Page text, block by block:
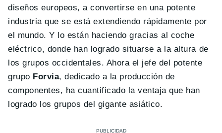
diseños europeos, a convertirse en una potente
industria que se está extendiendo rápidamente por
el mundo. Y lo están haciendo gracias al coche
eléctrico, donde han logrado situarse a la altura de
los grupos occidentales. Ahora el jefe del potente
grupo Forvia, dedicado a la producción de
componentes, ha cuantificado la ventaja que han
logrado los grupos del gigante asiático.